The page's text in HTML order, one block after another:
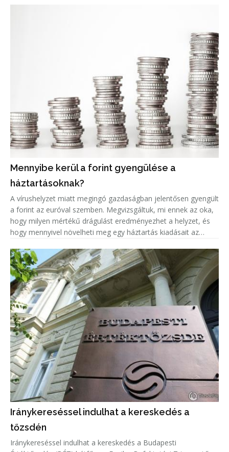
Mennyibe kerül a forint gyengülése a
háztartásoknak?
A vírushelyzet miatt megingó gazdaságban jelentősen gyengült
a forint az euróval szemben. Megvizsgáltuk, mi ennek az oka,
hogy milyen mértékű drágulást eredményezhet a helyzet, és
hogy mennyivel növelheti meg egy háztartás kiadásait az
Iránykereséssel indulhat a kereskedés a
tőzsdén
Iránykereséssel indulhat a kereskedés a Budapesti